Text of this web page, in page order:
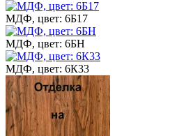
МДФ, цвет: 6Б17
МДФ, цвет: 6БН
МДФ, цвет: 6К33